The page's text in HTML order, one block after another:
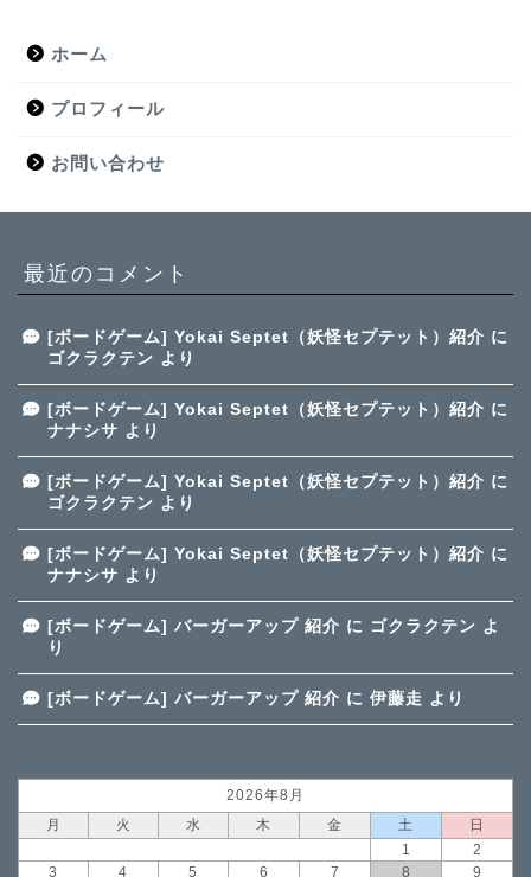
ホーム
プロフィール
お問い合わせ
最近のコメント
[ボードゲーム] Yokai Septet（妖怪セプテット）紹介 に
ゴクラクテン より
[ボードゲーム] Yokai Septet（妖怪セプテット）紹介 に
ナナシサ より
[ボードゲーム] Yokai Septet（妖怪セプテット）紹介 に
ゴクラクテン より
[ボードゲーム] Yokai Septet（妖怪セプテット）紹介 に
ナナシサ より
[ボードゲーム] バーガーアップ 紹介 に ゴクラクテン よ
り
[ボードゲーム] バーガーアップ 紹介 に 伊藤走 より
2026年8月
月
火 水 木 金 土
日
1
2
3
4 5 6 7 8 9